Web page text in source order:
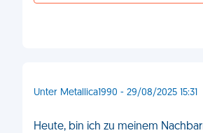
Unter Metallica1990 - 29/08/2025 15:31
Heute, bin ich zu meinem